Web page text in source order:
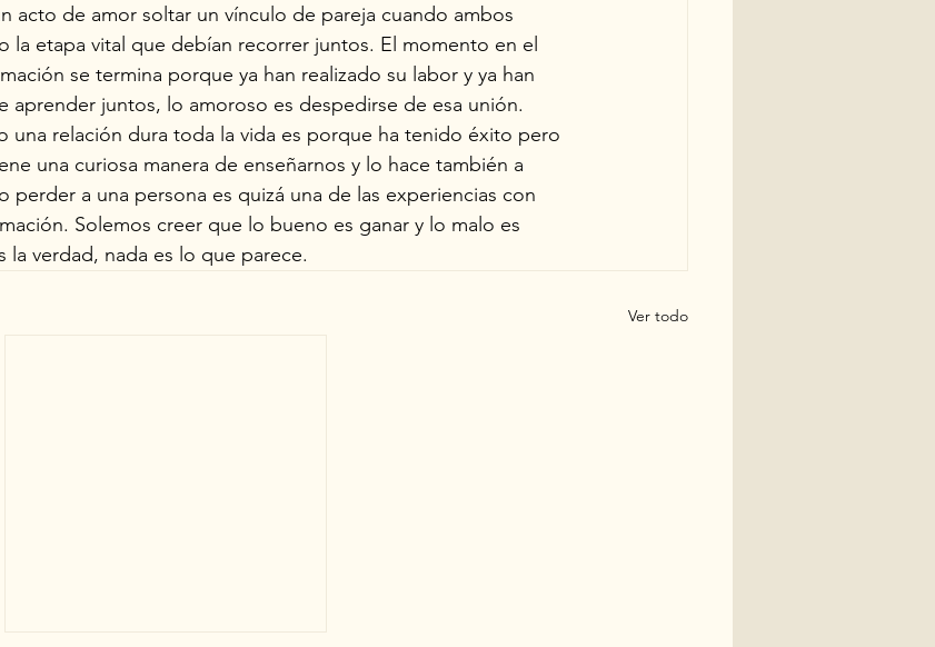
acto de amor soltar un vínculo de pareja cuando ambos
la etapa vital que debían recorrer juntos. El momento en el
se termina porque ya han realizado su labor y ya han
aprender juntos, lo amoroso es despedirse de esa unión.
una relación dura toda la vida es porque ha tenido éxito pero
una curiosa manera de enseñarnos y lo hace también a
perder a una persona es quizá una de las experiencias con
Solemos creer que lo bueno es ganar y lo malo es
verdad, nada es lo que parece.
Ver todo